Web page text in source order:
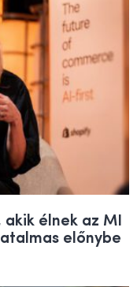
akik élnek az MI
előnybe